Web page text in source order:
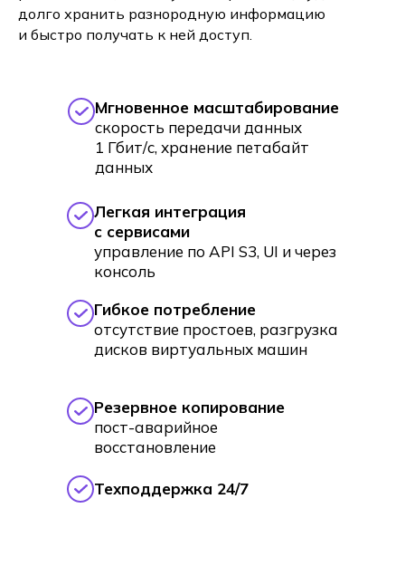
долго хранить разнородную информацию
и быстро получать к ней доступ.
Мгновенное масштабирование
скорость передачи данных
1 Гбит/с, хранение петабайт
данных
Легкая интеграция
с сервисами
управление по API S3, UI и через
консоль
Гибкое потребление
отсутствие простоев, разгрузка
дисков виртуальных машин
Резервное копирование
пост-аварийное
восстановление
Техподдержка 24/7